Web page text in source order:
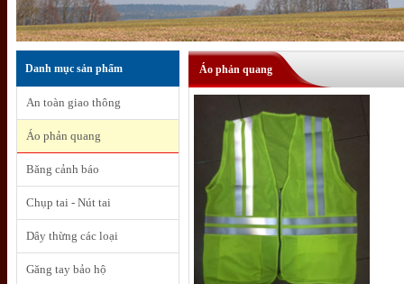
Danh mục sản phẩm
An toàn giao thông
Áo phản quang
Băng cảnh báo
Chụp tai - Nút tai
Dây thừng các loại
Găng tay bảo hộ
Áo phản quang